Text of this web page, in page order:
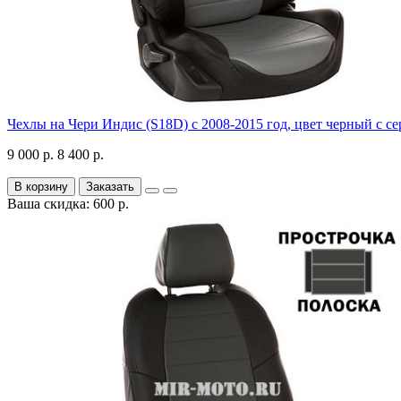
Чехлы на Чери Индис (S18D) с 2008-2015 год, цвет черный с
9 000 р. 8 400 р.
В корзину Заказать
Ваша скидка: 600 р.